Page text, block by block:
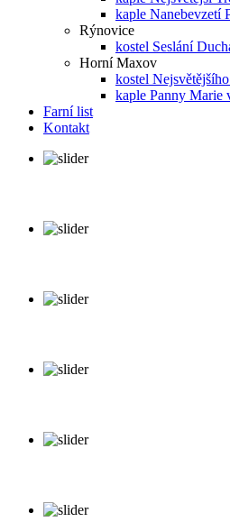
kaple Nanebevzetí
Rýnovice
kostel Seslání
Horní Maxov
kostel
kaple Panny Marie
Farní list
Kontakt